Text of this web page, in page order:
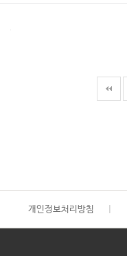
개인정보처리방침